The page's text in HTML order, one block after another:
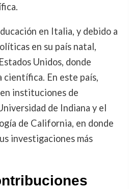
en Italia, y debido a
en su país natal,
Unidos, donde
científica. En este país,
instituciones de
de Indiana y el
de California, en donde
investigaciones más